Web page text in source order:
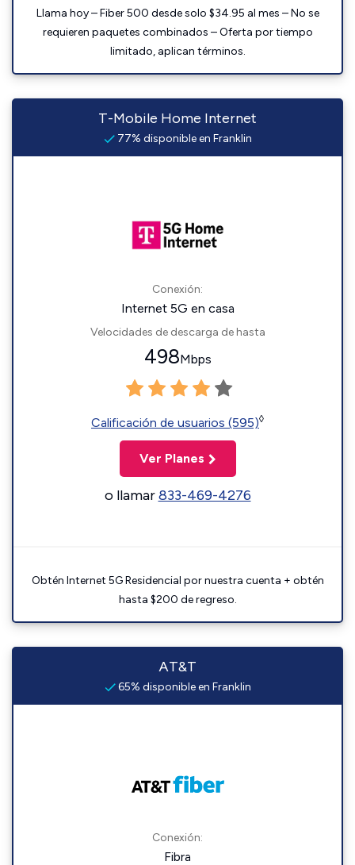
Llama hoy – Fiber 500 desde solo $34.95 al mes – No se
requieren paquetes combinados – Oferta por tiempo
limitado, aplican términos.
T-Mobile Home Internet
77% disponible en Franklin
Conexión:
Internet 5G en casa
Velocidades de descarga de hasta
498Mbps
Calificación de usuarios (595)◊
Ver Planes
o llamar833-469-4276
Obtén Internet 5G Residencial por nuestra cuenta + obtén
hasta $200 de regreso.
AT&T
65% disponible en Franklin
Conexión:
Fibra